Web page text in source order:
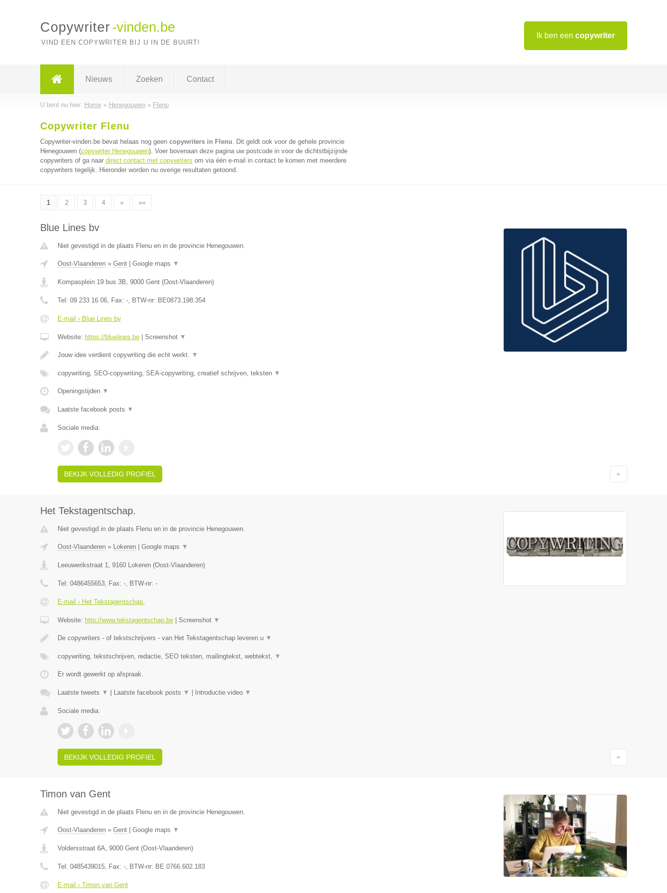
Ik ben een copywriter
Copywriter -vinden.be
VIND EEN COPYWRITER BIJ U IN DE BUURT!
Nieuws Zoeken Contact
U bent nu hier: Home» Henegouwen» Flenu
Copywriter Flenu
Copywriter-vinden.be bevat helaas nog geen copywriters in Flenu. Dit geldt ook voor de gehele provincie
Henegouwen (copywriter Henegouwen). Voer bovenaan deze pagina uw postcode in voor de dichtstbijzijnde
copywriters of ga naar direct contact met copywriters om via één e-mail in contact te komen met meerdere
copywriters tegelijk. Hieronder worden nu overige resultaten getoond.
1 2 3 4 » »»
Blue Lines bv
Niet gevestigd in de plaats Flenu en in de provincie Henegouwen.
Oost-Vlaanderen» Gent| Google maps ▼
Kompasplein 19 bus 3B, 9000 Gent(Oost-Vlaanderen)
Tel: 09 233 16 06, Fax: -, BTW-nr: BE0873.198.354
E-mail › Blue Lines bv
Website: https://bluelines.be| Screenshot ▼
Jouw idee verdient copywriting die echt werkt. ▼
copywriting, SEO-copywriting, SEA-copywriting, creatief schrijven, teksten ▼
Openingstijden ▼
Laatste facebook posts ▼
Sociale media:
BEKIJK VOLLEDIG PROFIEL
Het Tekstagentschap.
Niet gevestigd in de plaats Flenu en in de provincie Henegouwen.
Oost-Vlaanderen» Lokeren| Google maps ▼
Leeuwerikstraat 1, 9160 Lokeren(Oost-Vlaanderen)
Tel: 0486455653, Fax: -, BTW-nr: -
E-mail › Het Tekstagentschap.
Website: http://www.tekstagentschap.be| Screenshot ▼
De copywriters - of tekstschrijvers - van Het Tekstagentschap leveren u ▼
copywriting, tekstschrijven, redactie, SEO teksten, mailingtekst, webtekst, ▼
Er wordt gewerkt op afspraak.
Laatste tweets ▼ Laatste facebook posts ▼ Introductie video ▼
Sociale media:
BEKIJK VOLLEDIG PROFIEL
Timon van Gent
Niet gevestigd in de plaats Flenu en in de provincie Henegouwen.
Oost-Vlaanderen» Gent| Google maps ▼
Voldersstraat 6A, 9000 Gent(Oost-Vlaanderen)
Tel: 0485439015, Fax: -, BTW-nr: BE 0766.602.183
E-mail › Timon van Gent